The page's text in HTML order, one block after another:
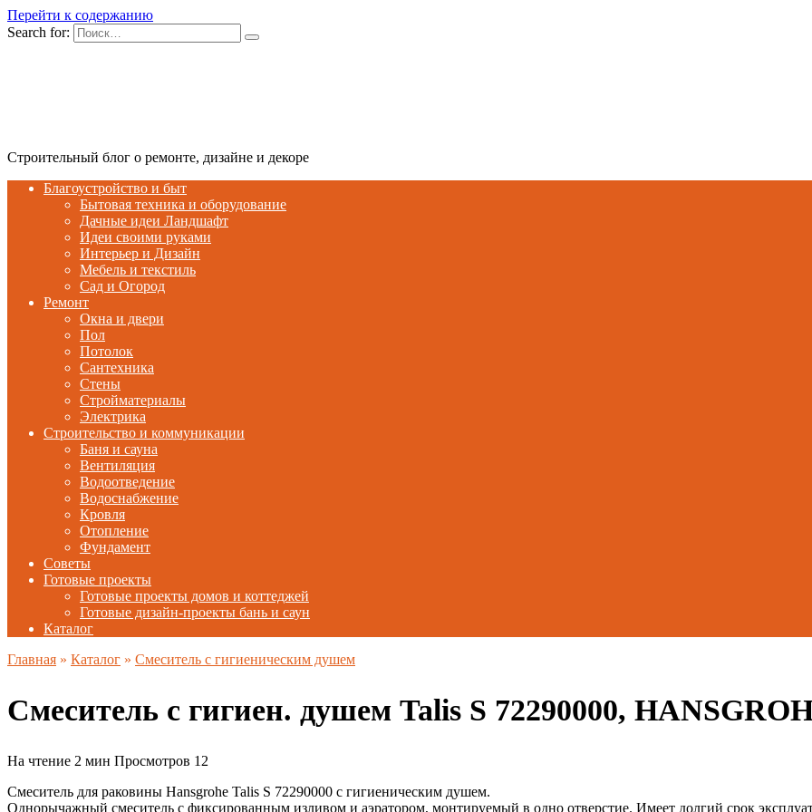
Перейти к содержанию
Search for:
Строительный блог о ремонте, дизайне и декоре
Благоустройство и быт
Бытовая техника и оборудование
Дачные идеи Ландшафт
Идеи своими руками
Интерьер и Дизайн
Мебель и текстиль
Сад и Огород
Ремонт
Окна и двери
Пол
Потолок
Сантехника
Стены
Стройматериалы
Электрика
Строительство и коммуникации
Баня и сауна
Вентиляция
Водоотведение
Водоснабжение
Кровля
Отопление
Фундамент
Советы
Готовые проекты
Готовые проекты домов и коттеджей
Готовые дизайн-проекты бань и саун
Каталог
Главная » Каталог » Смеситель с гигиеническим душем
Смеситель с гигиен. душем Talis S 72290000,
На чтение 2 мин Просмотров 12
Смеситель для раковины Hansgrohe Talis S 72290000 с гигиеническим душем.
Однорычажный смеситель с фиксированным изливом и аэратором, монтируемый в одно отверстие. Имеет долгий срок